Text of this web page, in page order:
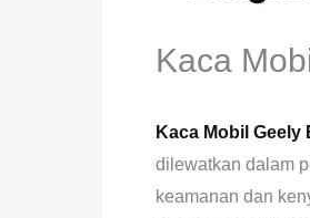
Kaca
Kaca Mobil Geely
dilewatkan dalam
keamanan dan